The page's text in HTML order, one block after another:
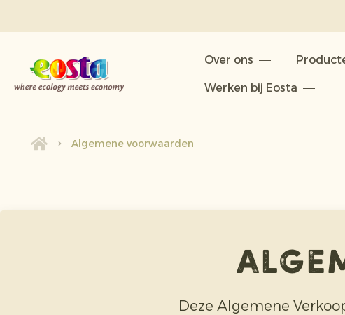
Over ons
Werken bij Eosta
Over ons
Producten
Nieuws & Persberichten
Algemene voorwaarden
Deze Algemene